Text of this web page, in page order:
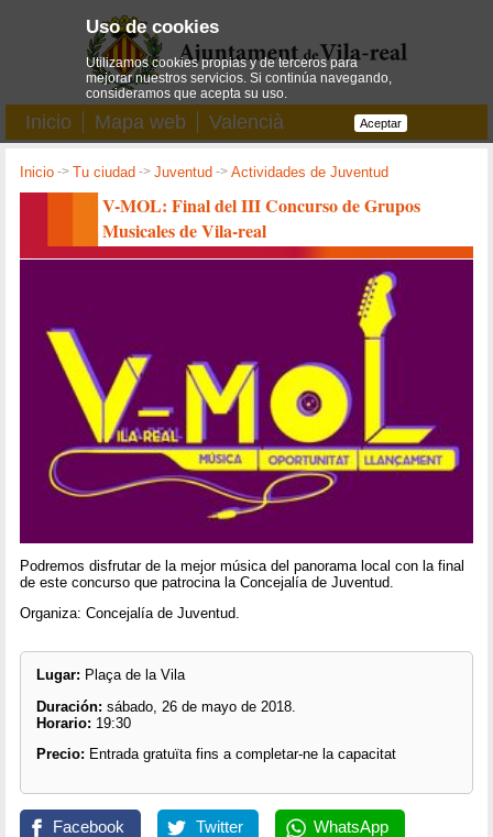
Inicio Mapa web Valencià
Inicio ->Tu ciudad ->Juventud ->Actividades de Juventud
V-MOL: Final del III Concurso de Grupos
Musicales de Vila-real
Podremos disfrutar de la mejor música del panorama local con la final
de este concurso que patrocina la Concejalía de Juventud.
Organiza: Concejalía de Juventud.
Lugar: Plaça de la Vila
Duración: sábado, 26 de mayo de 2018.
Horario: 19:30
Precio: Entrada gratuïta fins a completar-ne la capacitat
Facebook Twitter WhatsApp
Uso de cookies
Utilizamos cookies propias y de terceros para
mejorar nuestros servicios. Si continúa navegando,
consideramos que acepta su uso.
Aceptar